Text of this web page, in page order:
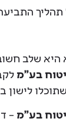
תהליך
שלב
בע"מ
בע"מ –